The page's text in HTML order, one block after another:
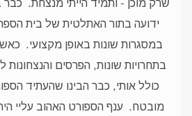
שרק מוכן - ותמיד הייתי מנצחת. כבר
ידועה בתור האתלטית של בית
במסגרות שונות באופן מקצועי.
בתחרויות שונות, הפרסים והנצחונות
כולל אותי, כבר הבינו שהעתיד
מובטח. ענף הספורט האהוב עליי